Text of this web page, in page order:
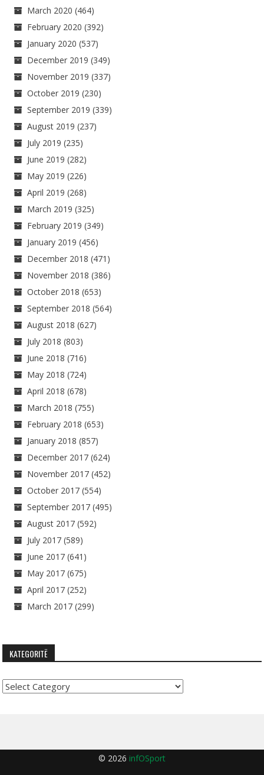
March 2020 (464)
February 2020 (392)
January 2020 (537)
December 2019 (349)
November 2019 (337)
October 2019 (230)
September 2019 (339)
August 2019 (237)
July 2019 (235)
June 2019 (282)
May 2019 (226)
April 2019 (268)
March 2019 (325)
February 2019 (349)
January 2019 (456)
December 2018 (471)
November 2018 (386)
October 2018 (653)
September 2018 (564)
August 2018 (627)
July 2018 (803)
June 2018 (716)
May 2018 (724)
April 2018 (678)
March 2018 (755)
February 2018 (653)
January 2018 (857)
December 2017 (624)
November 2017 (452)
October 2017 (554)
September 2017 (495)
August 2017 (592)
July 2017 (589)
June 2017 (641)
May 2017 (675)
April 2017 (252)
March 2017 (299)
KATEGORITË
Kategoritë
© 2026 infOSport